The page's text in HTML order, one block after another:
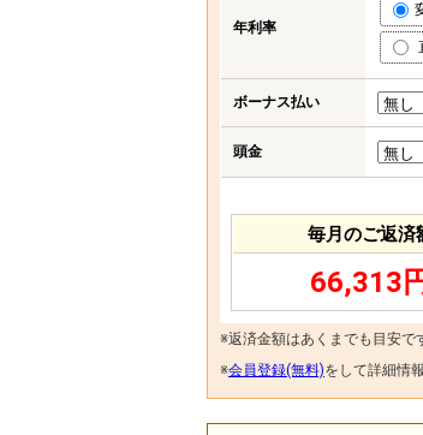
年利率
ボーナス払い
頭金
毎月のご返済
66,313
※返済金額はあくまでも目安で
※会員登録(無料)をして詳細情